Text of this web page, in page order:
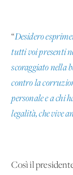
“Desidero
tutti voi presenti
scoraggiato nella
contro la
personale e a chi
legalità, che vive
Così il